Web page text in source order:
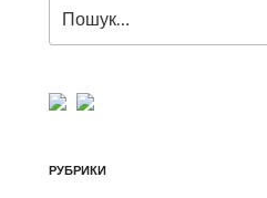
за
запитом:
РУБРИКИ